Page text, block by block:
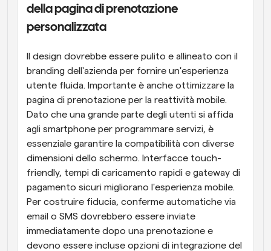
della pagina di prenotazione
personalizzata
Il design dovrebbe essere pulito e allineato con il
branding dell'azienda per fornire un'esperienza
utente fluida. Importante è anche ottimizzare la
pagina di prenotazione per la reattività mobile.
Dato che una grande parte degli utenti si affida
agli smartphone per programmare servizi, è
essenziale garantire la compatibilità con diverse
dimensioni dello schermo. Interfacce touch-
friendly, tempi di caricamento rapidi e gateway di
pagamento sicuri migliorano l'esperienza mobile.
Per costruire fiducia, conferme automatiche via
email o SMS dovrebbero essere inviate
immediatamente dopo una prenotazione e
devono essere incluse opzioni di integrazione del